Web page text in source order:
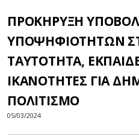
ΠΡΟΚΗΡΥΞΗ
ΥΠΟΨΗΦΙΟΤΗΤΩΝ
ΤΑΥΤΟΤΗΤΑ,
ΙΚΑΝΟΤΗΤΕΣ ΓΙΑ
ΠΟΛΙΤΙΣΜΟ
05/03/2024